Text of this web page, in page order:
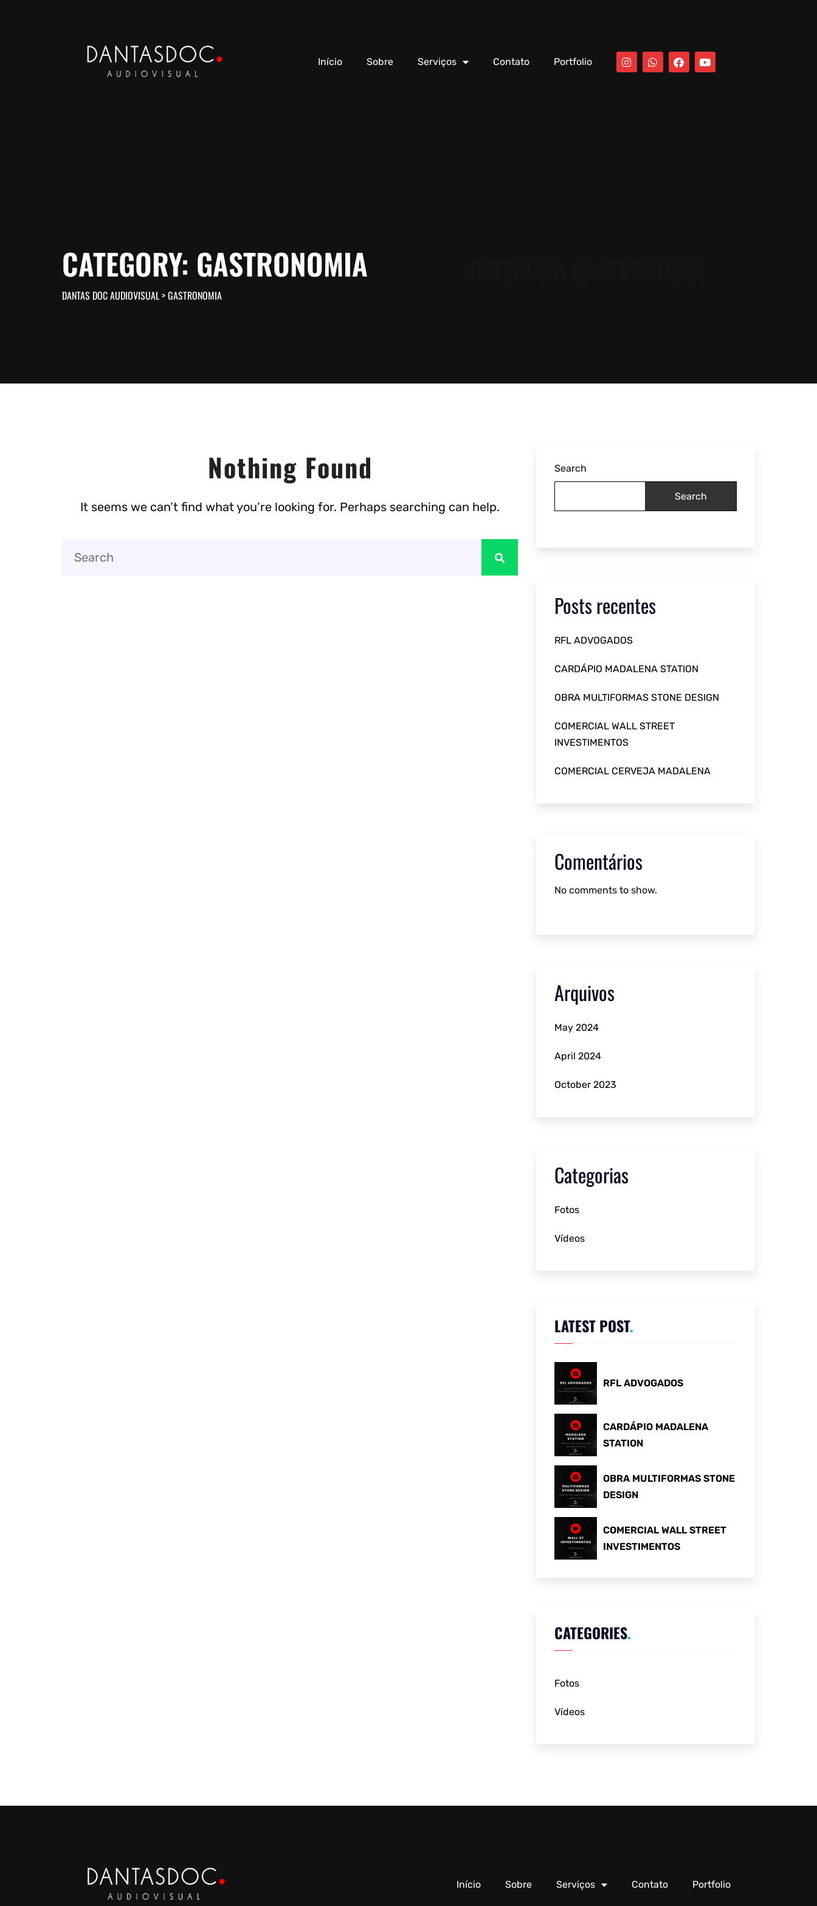
Início Sobre Serviços Contato Portfolio
CATEGORY: GASTRONOMIA
DANTAS DOC AUDIOVISUAL>GASTRONOMIA
Nothing Found
It seems we can’t find what you’re looking for. Perhaps searching can help.
Search
Search
Posts recentes
RFL ADVOGADOS
CARDÁPIO MADALENA STATION
OBRA MULTIFORMAS STONE DESIGN
COMERCIAL WALL STREET
INVESTIMENTOS
COMERCIAL CERVEJA MADALENA
Comentários
No comments to show.
Arquivos
May 2024
April 2024
October 2023
Categorias
Fotos
Vídeos
LATEST POST.
RFL ADVOGADOS
CARDÁPIO MADALENA
STATION
OBRA MULTIFORMAS STONE
DESIGN
COMERCIAL WALL STREET
INVESTIMENTOS
CATEGORIES.
Fotos
Vídeos
Início Sobre Serviços Contato Portfolio